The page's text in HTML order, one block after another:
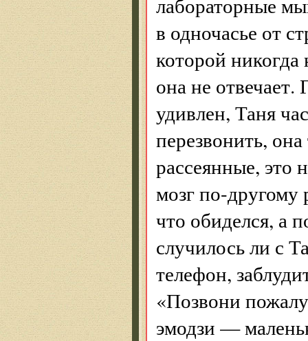
в одночасье от
которой
она не отвечает.
удивлен, Таня
перезвонить,
рассеянные, это
мозг по-другому
что обиделся, а
случилось ли с
телефон,
«Позвони
эмодзи —